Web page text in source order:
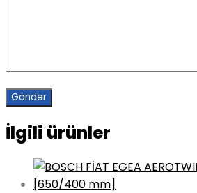
İlgili ürünler